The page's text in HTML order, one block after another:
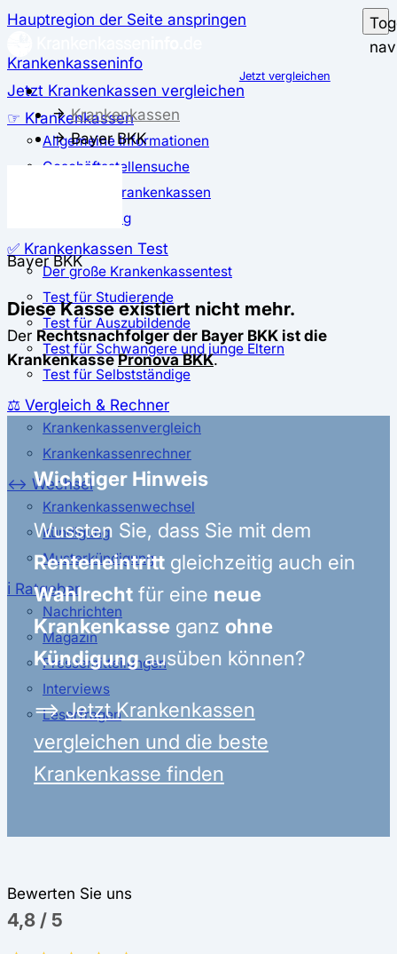
Hauptregion der Seite anspringen
Krankenkasseninfo
Jetzt Krankenkassen vergleichen
☞ Krankenkassen
Allgemeine Informationen
Geschäftsstellensuche
günstigste Krankenkassen
Zusatzbeitrag
✅ Krankenkassen Test
Der große Krankenkassentest
Test für Studierende
Test für Auszubildende
Test für Schwangere und junge Eltern
Test für Selbstständige
⚖️ Vergleich & Rechner
Krankenkassenvergleich
Krankenkassenrechner
↔ Wechsel
Krankenkassenwechsel
Kündigung
Musterkündigung
ℹ Ratgeber
Nachrichten
Magazin
Pressemitteilungen
Interviews
Leserfragen
Jetzt vergleichen
Krankenkassen
Bayer BKK
Bayer BKK
Diese Kasse existiert nicht mehr.
Der Rechtsnachfolger der Bayer BKK ist die
KrankenkassePronova BKK.
Wichtiger Hinweis
Wussten Sie, dass Sie mit dem
Renteneintritt gleichzeitig auch ein
Wahlrecht für eine neue
Krankenkasse ganz ohne
Kündigungausüben können?
⟹Jetzt Krankenkassen
vergleichen und die beste
Krankenkasse finden
Bewerten Sie uns
4,8 / 5